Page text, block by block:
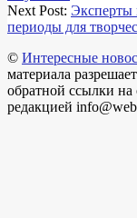
Next Post: Эксперты
периоды для
© Интересные
материала
обратной ссылки на
редакцией